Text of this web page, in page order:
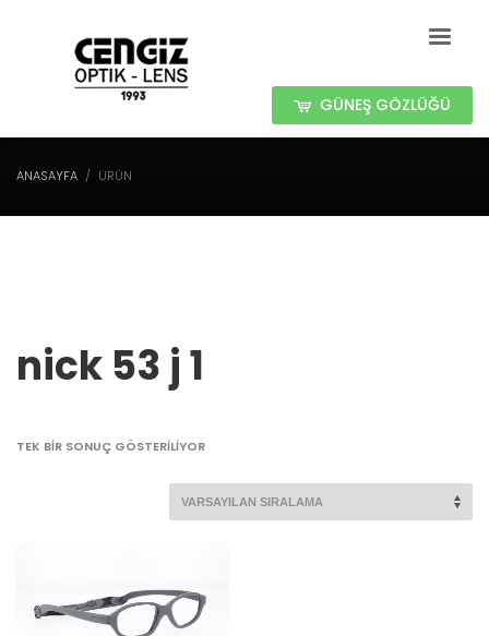
GÜNEŞ GÖZLÜĞÜ
ANASAYFA ÜRÜN
nick 53 j 1
TEK BIR SONUÇ GÖSTERILIYOR